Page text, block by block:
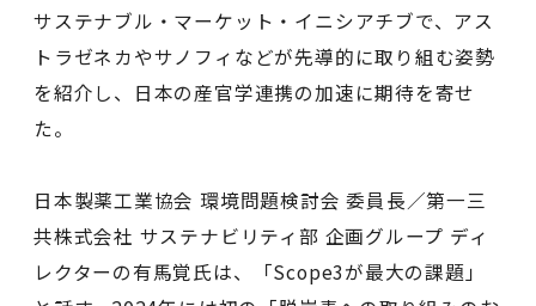
サステナブル・マーケット・イニシアチブで、アス
トラゼネカやサノフィなどが先導的に取り組む姿勢
を紹介し、日本の産官学連携の加速に期待を寄せ
た。
⽇本製薬⼯業協会 環境問題検討会 委員⻑／第⼀三
共株式会社 サステナビリティ部 企画グループ ディ
レクターの有馬覚氏は、「Scope3が最大の課題」